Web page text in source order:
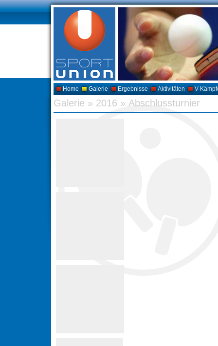
Home Galerie Ergebnisse Aktivitäten V-
Galerie » 2016 » Abschlussturnier